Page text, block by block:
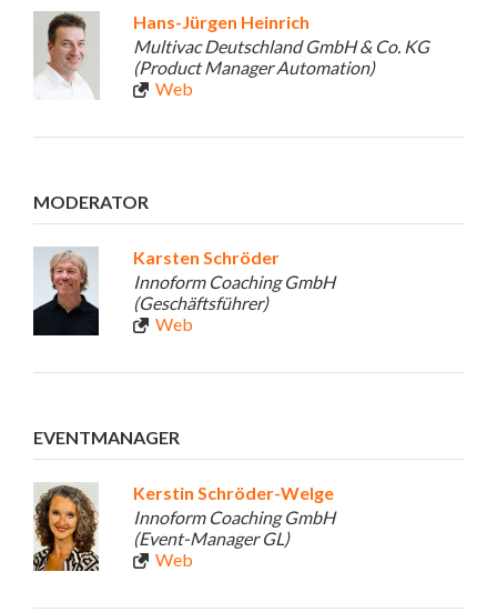
Hans-Jürgen Heinrich
Multivac Deutschland GmbH & Co. KG
(Product Manager Automation)
Web
MODERATOR
Karsten Schröder
Innoform Coaching GmbH
(Geschäftsführer)
Web
EVENTMANAGER
Kerstin Schröder-Welge
Innoform Coaching GmbH
(Event-Manager GL)
Web